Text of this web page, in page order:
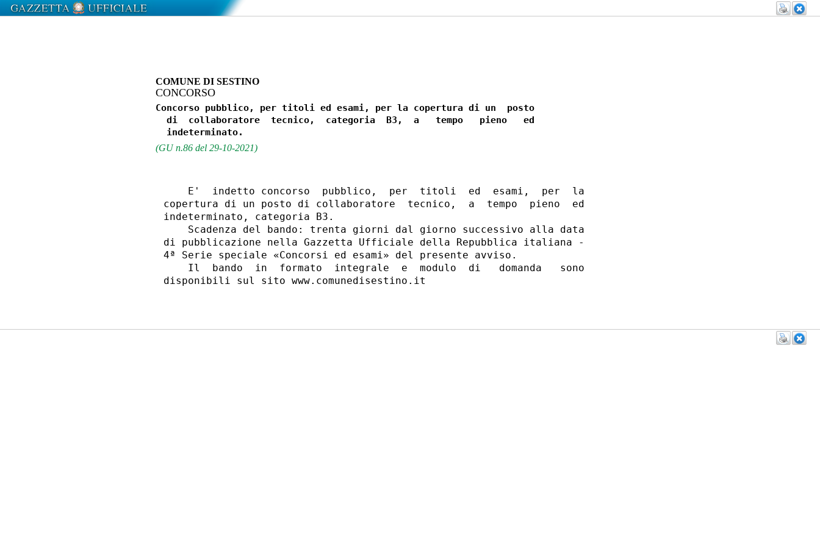
COMUNE DI SESTINO
CONCORSO
Concorso pubblico, per titoli ed esami, per la copertura di un  posto
  di  collaboratore  tecnico,  categoria  B3,  a   tempo   pieno   ed
(GU n.86 del 29-10-2021)
    E'  indetto concorso  pubblico,  per  titoli  ed  esami,  per  la
copertura di un posto di collaboratore  tecnico,  a  tempo  pieno  ed
indeterminato, categoria B3.
    Scadenza del bando: trenta giorni dal giorno successivo alla data
di pubblicazione nella Gazzetta Ufficiale della Repubblica italiana -
4ª Serie speciale «Concorsi ed esami» del presente avviso.
    Il  bando  in  formato  integrale  e  modulo  di   domanda   sono
disponibili sul sito www.comunedisestino.it